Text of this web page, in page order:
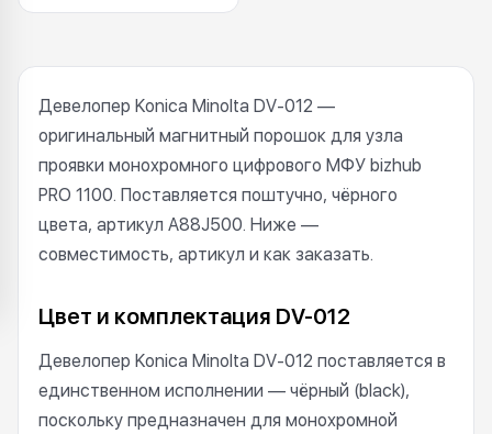
Девелопер Konica Minolta DV-012 —
оригинальный магнитный порошок для узла
проявки монохромного цифрового МФУ bizhub
PRO 1100. Поставляется поштучно, чёрного
цвета, артикул A88J500. Ниже —
совместимость, артикул и как заказать.
Цвет и комплектация DV-012
Девелопер Konica Minolta DV-012 поставляется в
единственном исполнении — чёрный (black),
поскольку предназначен для монохромной